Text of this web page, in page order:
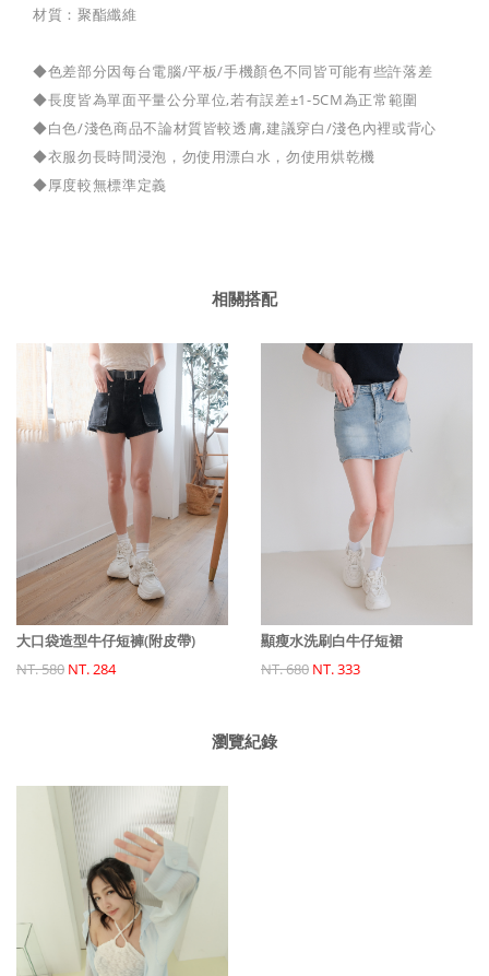
材質：聚酯纖維
◆色差部分因每台電腦/平板/手機顏色不同皆可能有些許落差
◆長度皆為單面平量公分單位,若有誤差±1-5CM為正常範圍
◆白色/淺色商品不論材質皆較透膚,建議穿白/淺色內裡或背心
◆衣服勿長時間浸泡，勿使用漂白水，勿使用烘乾機
◆厚度較無標準定義
相關搭配
大口袋造型牛仔短褲(附皮帶)
NT. 580 NT. 284
顯瘦水洗刷白牛仔短裙
NT. 680 NT. 333
瀏覽紀錄